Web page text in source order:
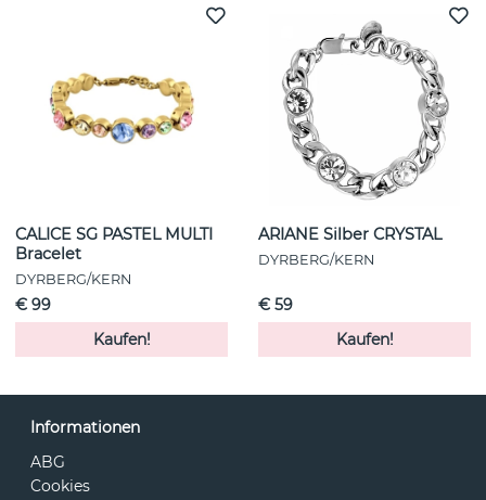
CALICE SG PASTEL MULTI
Bracelet
DYRBERG/KERN
€ 99
Kaufen!
ARIANE Silber CRYSTAL
DYRBERG/KERN
€ 59
Kaufen!
Informationen
ABG
Cookies